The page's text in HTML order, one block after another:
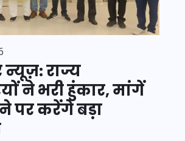
राज्य
ने भरी हुंकार, मांगें
पर करेंगे बड़ा